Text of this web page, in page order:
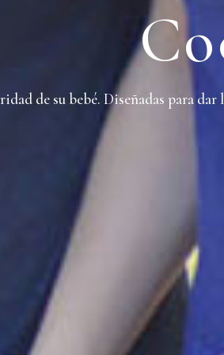
de su bebé. Diseñadas para